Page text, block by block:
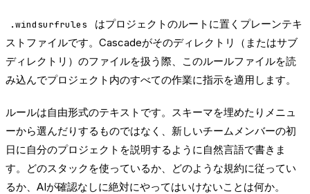
.windsurfrules
はプロジェクトのルートに置くプレーンテキ
ストファイルです。Cascadeがそのディレクトリ（またはサブ
ディレクトリ）のファイルを扱う際、このルールファイルを読
み込んでプロジェクト内のすべての作業に指示を適用します。
ルールは自由形式のテキストです。スキーマを埋めたりメニュ
ーから選んだりするものではなく、新しいチームメンバーの初
日に自分のプロジェクトを説明するように自然言語で書きま
す。どのスタックを使っているか、どのような規約に従ってい
るか、AIが確認なしに絶対にやってはいけないことは何か。